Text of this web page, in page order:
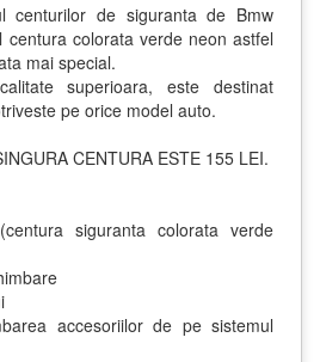
centurilor de siguranta de Bmw
colorata verde neon astfel
mai special.
superioara, este destinat
pe orice model auto.
CENTURA ESTE 155 LEI.
siguranta colorata verde
accesoriilor de pe sistemul